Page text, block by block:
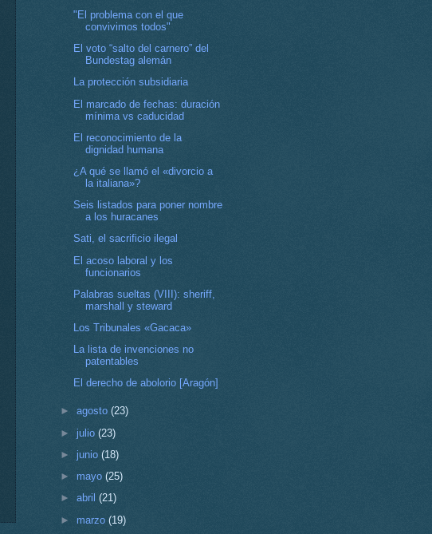
"El problema con el que
convivimos todos"
El voto “salto del carnero” del
Bundestag alemán
La protección subsidiaria
El marcado de fechas: duración
mínima vs caducidad
El reconocimiento de la
dignidad humana
¿A qué se llamó el «divorcio a
la italiana»?
Seis listados para poner nombre
a los huracanes
Sati, el sacrificio ilegal
El acoso laboral y los
funcionarios
Palabras sueltas (VIII): sheriff,
marshall y steward
Los Tribunales «Gacaca»
La lista de invenciones no
patentables
El derecho de abolorio [Aragón]
►agosto(23)
►julio(23)
►junio(18)
► mayo(25)
►abril(21)
► marzo(19)